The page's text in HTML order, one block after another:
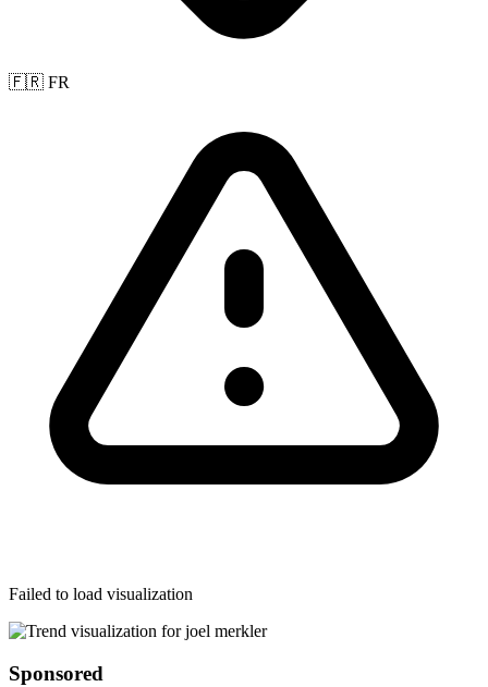
🇫🇷 FR
Failed to load visualization
Sponsored